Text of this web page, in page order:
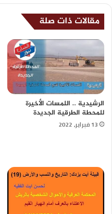
مقالات ذات صلة
الرشيدية .. اللمسات الأخيرة
للمحطة الطرقية الجديدة
13 فبراير، 2022